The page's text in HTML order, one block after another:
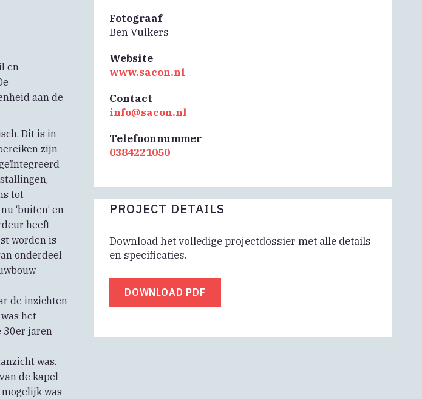
en
aan de
Dit is in
zijn
tot
‘buiten’ en
heeft
worden is
onderdeel
de inzichten
het
30er jaren
was.
de kapel
was
Fotograaf
Ben Vulkers
Website
www.sacon.nl
Contact
info@sacon.nl
Telefoonnummer
0384221050
PROJECT DETAILS
Download het volledige projectdossier met alle details
en specificaties.
DOWNLOAD PDF